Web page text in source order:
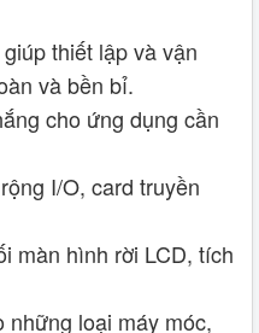
thiết lập và vận
và bền bỉ.
cho ứng dụng cần
I/O, card truyền
màn hình rời LCD, tích
loại máy móc,